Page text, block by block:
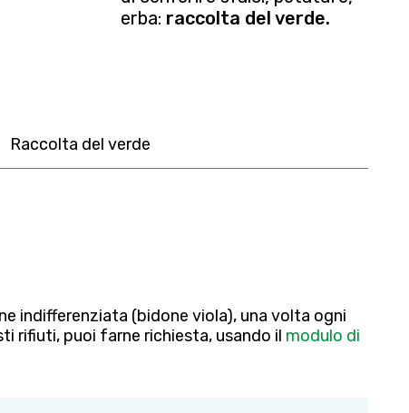
erba: raccolta del verde.
Raccolta del verde
indifferenziata (bidone viola), una volta ogni
rifiuti, puoi farne richiesta, usando il modulo di